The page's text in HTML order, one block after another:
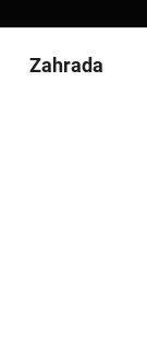
Zahrada